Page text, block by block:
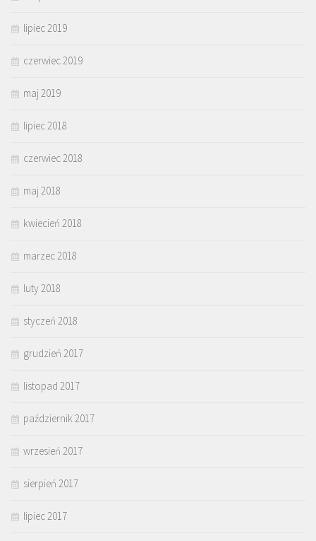
lipiec 2019
czerwiec 2019
maj 2019
lipiec 2018
czerwiec 2018
maj 2018
kwiecień 2018
marzec 2018
luty 2018
styczeń 2018
grudzień 2017
listopad 2017
październik 2017
wrzesień 2017
sierpień 2017
lipiec 2017